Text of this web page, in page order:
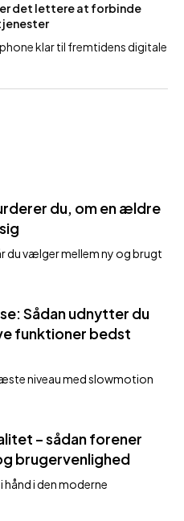
det lettere at forbinde
klar til fremtidens digitale
du, om en ældre
du vælger mellem ny og brugt
Sådan udnytter du
funktioner bedst
niveau med slowmotion
– sådan forener
brugervenlighed
i den moderne